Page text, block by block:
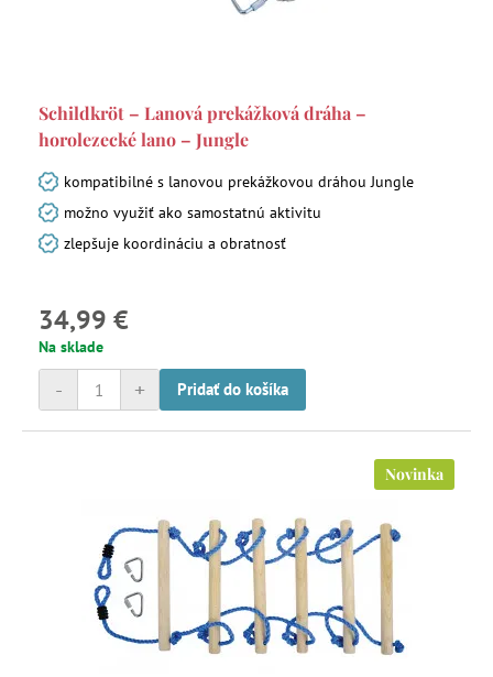
Schildkröt – Lanová prekážková dráha –
horolezecké lano – Jungle
kompatibilné s lanovou prekážkovou dráhou Jungle
možno využiť ako samostatnú aktivitu
zlepšuje koordináciu a obratnosť
34,99 €
Na sklade
+
- Pridať do košíka
Novinka